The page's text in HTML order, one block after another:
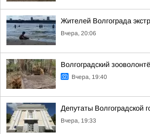
Жителей Волгограда
Вчера, 20:06
Волгоградский
Вчера, 19:40
Депутаты Волгоградской
Вчера, 19:33